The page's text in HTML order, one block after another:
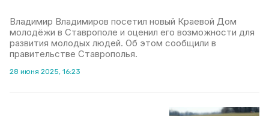
Владимир Владимиров посетил новый Краевой Дом
молодёжи в Ставрополе и оценил его возможности для
развития молодых людей. Об этом сообщили в
правительстве Ставрополья.
28 июня 2025, 16:23